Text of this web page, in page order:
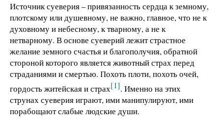
Источник суеверия – привязанность сердца к земному,
плотскому или душевному, не важно, главное, что не к
духовному и небесному, к тварному, а не к
нетварному. В основе суеверий лежит страстное
желание земного счастья и благополучия, обратной
стороной которого является животный страх перед
страданиями и смертью. Похоть плоти, похоть очей,
гордость житейская и страх[1]. Именно на этих
струнах суеверия играют, ими манипулируют, ими
порабощают слабые людские души.